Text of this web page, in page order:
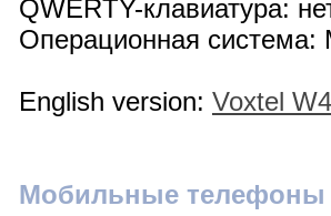
QWERTY-клавиатура:
Операционная система:
English version: Voxtel
Мобильные телефоны